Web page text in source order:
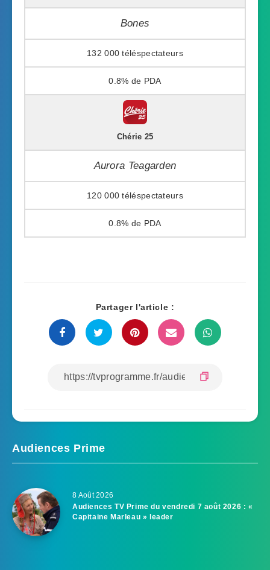
Bones
132 000
0.8%
Chérie 25
Aurora Teagarden
120 000
0.8%
Partager l'article :
Audiences Prime
8 Août 2026
Audiences TV Prime du vendredi 7 août 2026 : «
Capitaine Marleau » leader